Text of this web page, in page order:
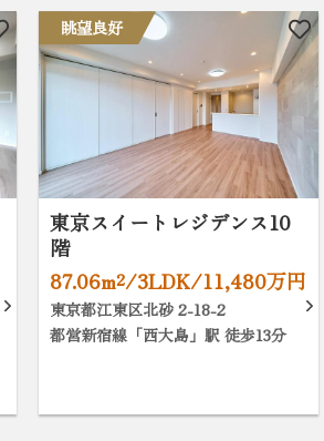
眺望良好
東京スイートレジデンス10
階
87.06m²/3LDK/11,480万円
東京都江東区北砂 2-18-2
都営新宿線「西大島」駅 徒歩13分